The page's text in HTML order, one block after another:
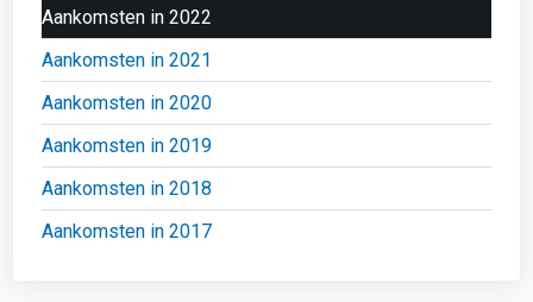
Aankomsten in 2022
Aankomsten in 2021
Aankomsten in 2020
Aankomsten in 2019
Aankomsten in 2018
Aankomsten in 2017